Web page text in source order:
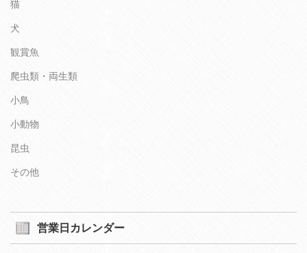
猫
犬
観賞魚
爬虫類・両生類
小鳥
小動物
昆虫
その他
営業日カレンダー